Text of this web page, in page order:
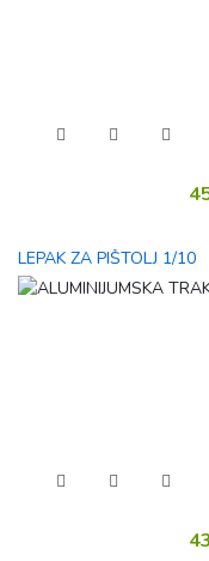
LEPAK ZA PIŠTOLJ 1/10